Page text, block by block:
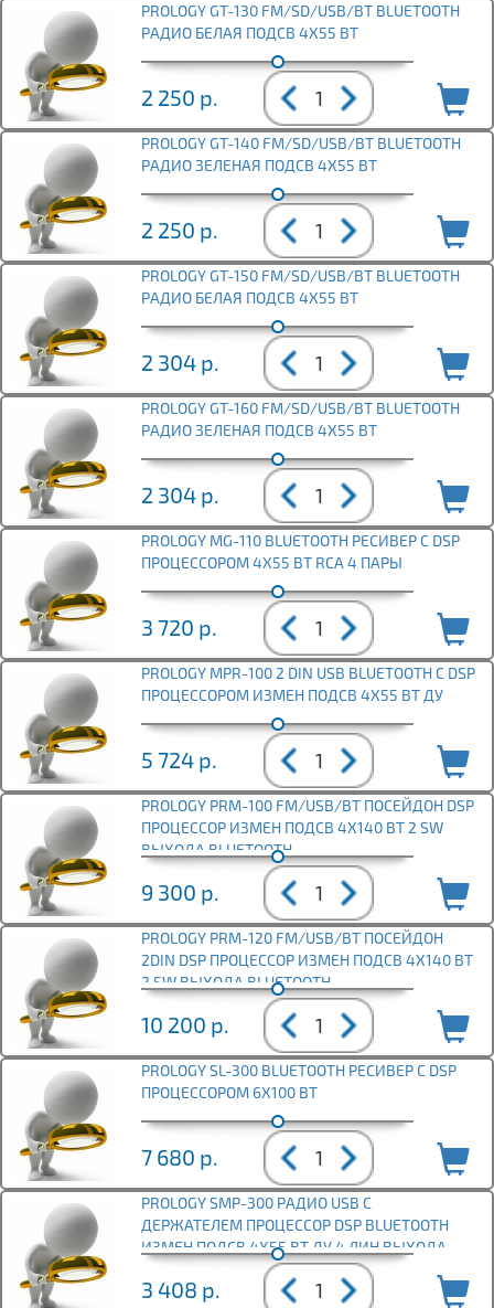
PROLOGY GT-130 FM/SD/USB/BT BLUETOOTH
РАДИО БЕЛАЯ ПОДСВ 4Х55 ВТ
2 250 р.
PROLOGY GT-140 FM/SD/USB/BT BLUETOOTH
РАДИО ЗЕЛЕНАЯ ПОДСВ 4Х55 ВТ
2 250 р.
PROLOGY GT-150 FM/SD/USB/BT BLUETOOTH
РАДИО БЕЛАЯ ПОДСВ 4Х55 ВТ
2 304 р.
PROLOGY GT-160 FM/SD/USB/BT BLUETOOTH
РАДИО ЗЕЛЕНАЯ ПОДСВ 4Х55 ВТ
2 304 р.
PROLOGY MG-110 BLUETOOTH РЕСИВЕР С DSP
ПРОЦЕССОРОМ 4X55 ВТ RCA 4 ПАРЫ
3 720 р.
PROLOGY MPR-100 2 DIN USB BLUETOOTH С DSP
ПРОЦЕССОРОМ ИЗМЕН ПОДСВ 4Х55 ВТ ДУ
5 724 р.
PROLOGY PRM-100 FM/USB/BT ПОСЕЙДОН DSP
ПРОЦЕССОР ИЗМЕН ПОДСВ 4Х140 ВТ 2 SW
ВЫХОДА BLUETOOTH
9 300 р.
PROLOGY PRM-120 FM/USB/BT ПОСЕЙДОН
2DIN DSP ПРОЦЕССОР ИЗМЕН ПОДСВ 4Х140 ВТ
2 SW ВЫХОДА BLUETOOTH
10 200 р.
PROLOGY SL-300 BLUETOOTH РЕСИВЕР С DSP
ПРОЦЕССОРОМ 6Х100 ВТ
7 680 р.
PROLOGY SMP-300 РАДИО USB С
ДЕРЖАТЕЛЕМ ПРОЦЕССОР DSP BLUETOOTH
ИЗМЕН ПОДСВ 4Х55 ВТ ДУ 4 ЛИН ВЫХОДА
3 408 р.